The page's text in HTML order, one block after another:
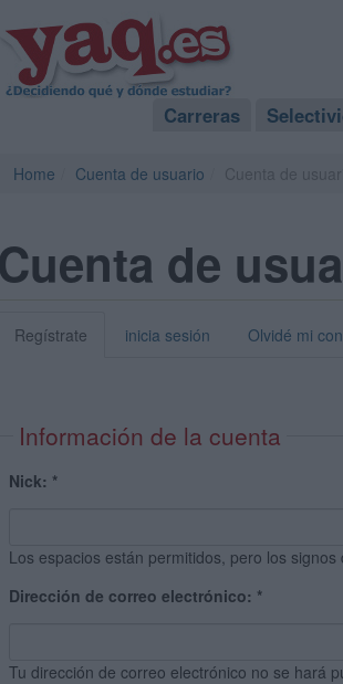
Carreras
Home Cuenta de usuario
Cuenta de
Regístrate inicia sesión Olvidé mi
Información de la cuenta
Nick: *
Los espacios están permitidos, pero los signos
Dirección de correo electrónico: *
Tu dirección de correo electrónico no se hará